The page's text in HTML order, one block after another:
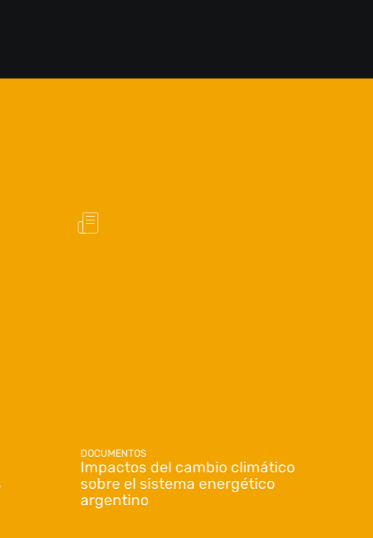
DOCUMENTOS
Impactos del cambio climático
sobre el sistema energético
argentino